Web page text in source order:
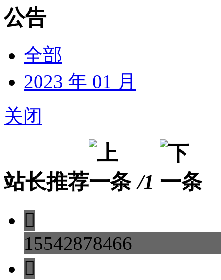
公告
全部
2023 年 01 月
关闭
站长推荐 /1

15542878466
